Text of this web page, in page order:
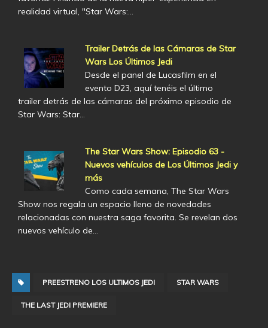
realidad virtual, "Star Wars:…
Trailer Detrás de las Cámaras de Star
Wars Los Últimos Jedi
Desde el panel de Lucasfilm en el
evento D23, aquí tenéis el último
trailer detrás de las cámaras del próximo episodio de
Star Wars: Star…
The Star Wars Show: Episodio 63 -
Nuevos vehículos de Los Últimos Jedi y
más
Como cada semana, The Star Wars
Show nos regala un espacio lleno de novedades
relacionadas con nuestra saga favorita. Se revelan dos
nuevos vehículo de…
PREESTRENO LOS ULTIMOS JEDI STAR WARS
THE LAST JEDI PREMIERE